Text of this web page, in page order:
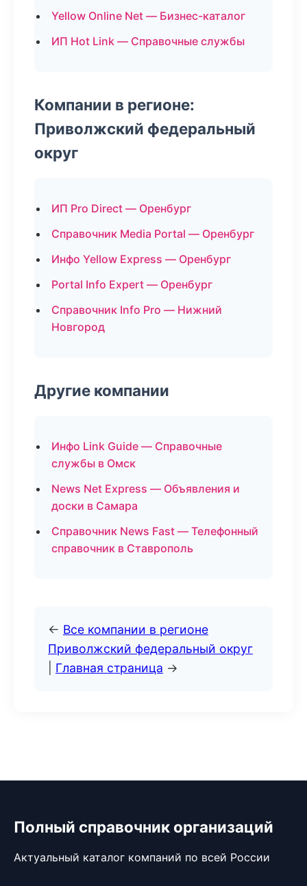
Yellow Online Net — Бизнес-каталог
ИП Hot Link — Справочные службы
Компании в регионе:
Приволжский федеральный
округ
ИП Pro Direct — Оренбург
Справочник Media Portal — Оренбург
Инфо Yellow Express — Оренбург
Portal Info Expert — Оренбург
Справочник Info Pro — Нижний
Новгород
Другие компании
Инфо Link Guide — Справочные
службы в Омск
News Net Express — Объявления и
доски в Самара
Справочник News Fast — Телефонный
справочник в Ставрополь
← Все компании в регионе
Приволжский федеральный округ
Главная страница →
Полный справочник организаций
Актуальный каталог компаний по всей России